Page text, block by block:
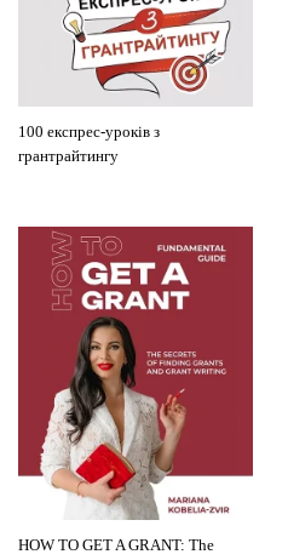
100 експрес-уроків з
грантрайтингу
HOW TO GET A GRANT: The